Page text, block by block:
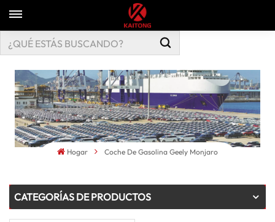
Hogar Coche De Gasolina Geely Monjaro
CATEGORÍAS DE PRODUCTOS